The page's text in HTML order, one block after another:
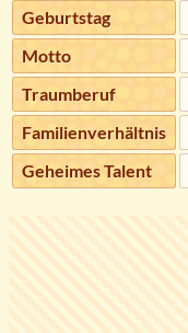
Geburtstag
Motto
Traumberuf
Familienverhältnis
Geheimes Talent